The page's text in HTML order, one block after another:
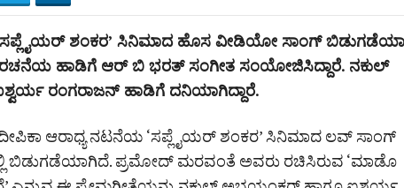
ಶಂಕರ’ ಸಿನಿಮಾದ ಹೊಸ ವೀಡಿಯೋ ಸಾಂಗ್‌
ಹಾಡಿಗೆ ಆರ್‌ ಬಿ ಭರತ್‌ ಸಂಗೀತ ಸಂಯೋಜಿಸಿದ್ದಾರೆ. ನಕುಲ್‌
ರಂಗರಾಜನ್‌ ಹಾಡಿಗೆ ದನಿಯಾಗಿದ್ದಾರೆ.
ಆರಾಧ್ಯ ನಟನೆಯ ‘ಸಪ್ಲೈಯರ್‌ ಶಂಕರ’ ಸಿನಿಮಾದ ಲವ್‌ ಸಾಂಗ್‌
ಪ್ರಮೋದ್ ಮರವಂತೆ ಅವರು ರಚಿಸಿರುವ ‘ಮಾಡೊ